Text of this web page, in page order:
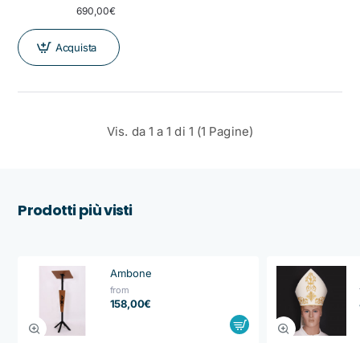
690,00€
Acquista
Vis. da 1 a 1 di 1 (1 Pagine)
Prodotti più visti
Ambone
from
158,00€